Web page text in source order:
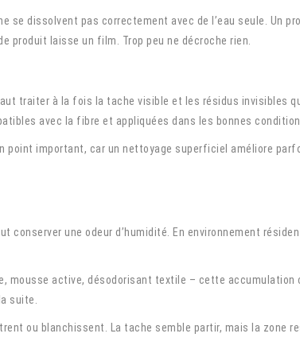
se dissolvent pas correctement avec de l’eau seule. Un
produit laisse un film. Trop peu ne décroche rien.
traiter à la fois la tache visible et les résidus invisibles
avec la fibre et appliquées dans les bonnes
point important, car un nettoyage superficiel améliore
conserver une odeur d’humidité. En environnement
mousse active, désodorisant textile – cette accumulation
suite.
ou blanchissent. La tache semble partir, mais la zone